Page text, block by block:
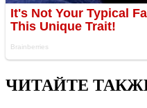
ЧИТАЙТЕ